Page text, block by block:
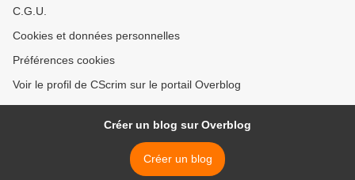
C.G.U.
Cookies et données personnelles
Préférences cookies
Voir le profil de CScrim sur le portail Overblog
Créer un blog sur Overblog
Créer un blog